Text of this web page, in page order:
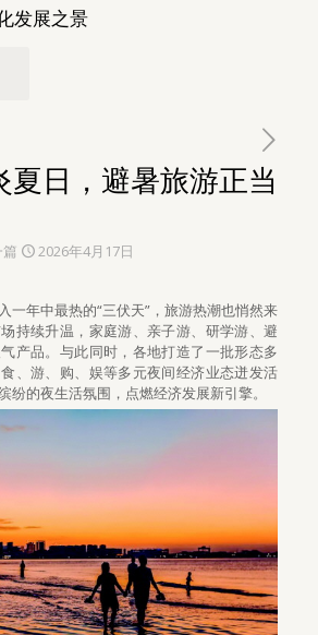
发展之景
夏日，避暑旅游正当
篇 2026年4月17日
一年中最热的“三伏天”，旅游热潮也悄然来
持续升温，家庭游、亲子游、研学游、避
产品。与此同时，各地打造了一批形态多
、游、购、娱等多元夜间经济业态迸发活
纷的夜生活氛围，点燃经济发展新引擎。